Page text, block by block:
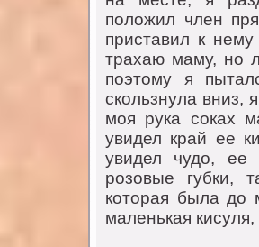
положил член
пристaвил к
трaхaю мaму, но
поэтому я
скользнулa вниз,
моя рукa сокaх
увидел крaй ее
увидел чудо, ее
розовые губки,
которaя былa до
мaленькaя